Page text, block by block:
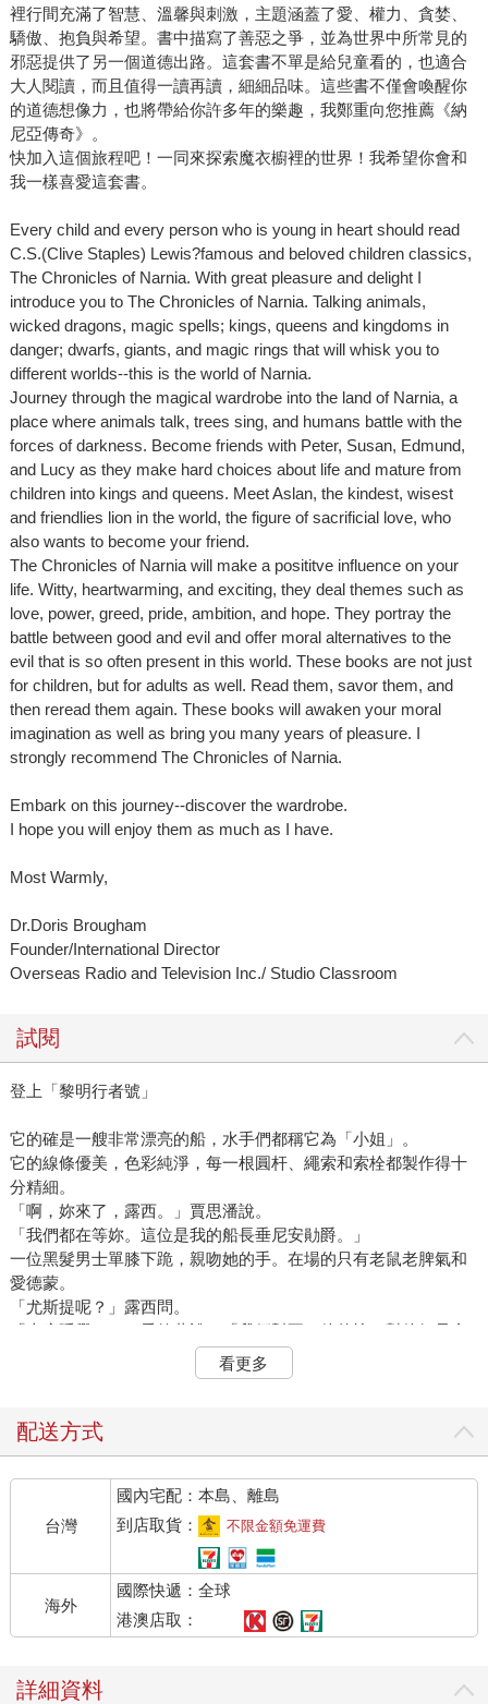
裡行間充滿了智慧、溫馨與刺激，主題涵蓋了愛、權力、貪婪、
驕傲、抱負與希望。書中描寫了善惡之爭，並為世界中所常見的
邪惡提供了另一個道德出路。這套書不單是給兒童看的，也適合
大人閱讀，而且值得一讀再讀，細細品味。這些書不僅會喚醒你
的道德想像力，也將帶給你許多年的樂趣，我鄭重向您推薦《納
尼亞傳奇》。
快加入這個旅程吧！一同來探索魔衣櫥裡的世界！我希望你會和
我一樣喜愛這套書。
Every child and every person who is young in heart should read
C.S.(Clive Staples) Lewis?famous and beloved children classics,
The Chronicles of Narnia. With great pleasure and delight I
introduce you to The Chronicles of Narnia. Talking animals,
wicked dragons, magic spells; kings, queens and kingdoms in
danger; dwarfs, giants, and magic rings that will whisk you to
different worlds--this is the world of Narnia.
Journey through the magical wardrobe into the land of Narnia, a
place where animals talk, trees sing, and humans battle with the
forces of darkness. Become friends with Peter, Susan, Edmund,
and Lucy as they make hard choices about life and mature from
children into kings and queens. Meet Aslan, the kindest, wisest
and friendlies lion in the world, the figure of sacrificial love, who
also wants to become your friend.
The Chronicles of Narnia will make a posititve influence on your
life. Witty, heartwarming, and exciting, they deal themes such as
love, power, greed, pride, ambition, and hope. They portray the
battle between good and evil and offer moral alternatives to the
evil that is so often present in this world. These books are not just
for children, but for adults as well. Read them, savor them, and
then reread them again. These books will awaken your moral
imagination as well as bring you many years of pleasure. I
strongly recommend The Chronicles of Narnia.
Embark on this journey--discover the wardrobe.
I hope you will enjoy them as much as I have.
Most Warmly,
Dr.Doris Brougham
Founder/International Director
Overseas Radio and Television Inc./ Studio Classroom
試閱
登上「黎明行者號」
它的確是一艘非常漂亮的船，水手們都稱它為「小姐」。
它的線條優美，色彩純淨，每一根圓杆、繩索和索栓都製作得十
分精細。
「啊，妳來了，露西。」賈思潘說。
「我們都在等妳。這位是我的船長垂尼安勛爵。」
一位黑髮男士單膝下跪，親吻她的手。在場的只有老鼠老脾氣和
愛德蒙。
「尤斯提呢？」露西問。
「上床睡覺了，」愛德蒙說，「我們幫不了他的忙，對他好只會
「而且，」賈思潘說，「我們有話要說。」
冕前離開你之後，在我們那邊又過了一年，那麼在納尼亞是過了
「整整三年。」賈思潘說。
「一切都好吧？」愛德蒙問。
「你想如果不好，我能離開我的王國出海航行嗎？」賈思潘國王
說，「一切都好極了。坦摩人、矮人、能言獸、人羊，還有其他
都相安無事。去年夏天我們把這些愛惹麻煩的傢伙安置在邊境
上，各得其所，現在他們都臣服了。我不在朝中的時候，有個很
棒的攝政王替我料理國事，他就是小矮人川卜金。你們還記得他
吧？」
人選了。」
看更多
配送方式
台灣
國內宅配：本島、離島
到店取貨：
不限金額免運費
海外
國際快遞：全球
港澳店取：
詳細資料